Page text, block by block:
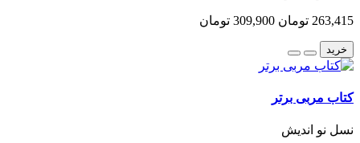
263,415 تومان 309,900 تومان
خرید
کتاب مربی برتر
نسل نو اندیش